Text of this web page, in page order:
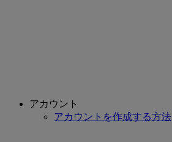
アカウント
アカウントを作成する方法